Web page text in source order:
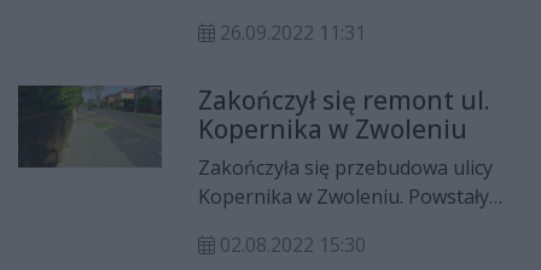
nowego odcinka sieci przyłączono
Listopada i Bogusza.
26.09.2022 11:31
Zakończył się remont ul.
Kopernika w Zwoleniu
Zakończyła się przebudowa ulicy
Kopernika w Zwoleniu. Powstały
parkingowe, a także zjazdy do
02.08.2022 15:30